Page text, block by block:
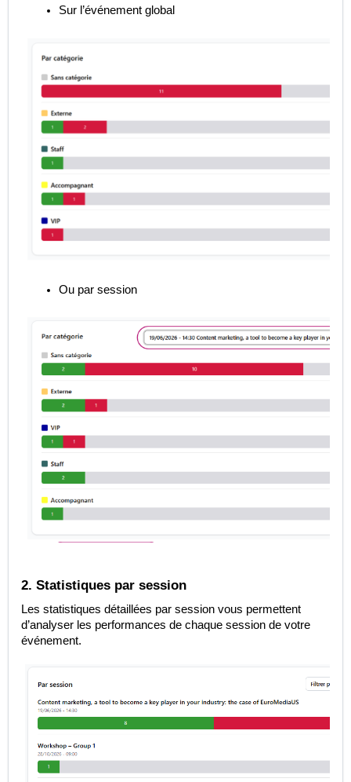
Sur l’événement global
Ou par session
2. Statistiques par session
Les statistiques détaillées par session vous permettent
d’analyser les performances de chaque session de votre
événement.